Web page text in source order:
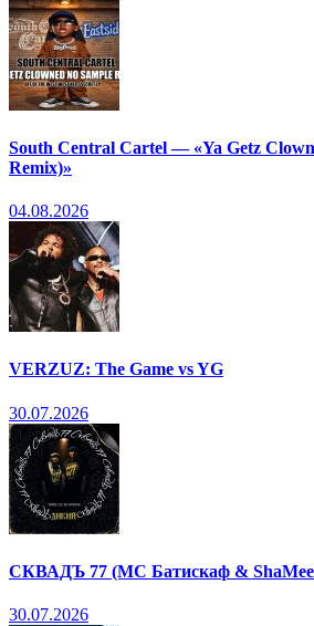
South Central Cartel — «Ya Getz
Remix)»
04.08.2026
VERZUZ: The Game vs YG
30.07.2026
СКВАДЪ 77 (МС Батискаф & ShaMee
30.07.2026